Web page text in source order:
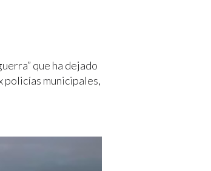
que ha dejado
policías municipales,